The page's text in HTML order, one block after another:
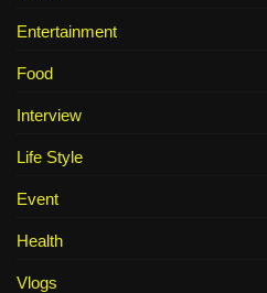
Entertainment
Food
Interview
Life Style
Event
Health
Vlogs